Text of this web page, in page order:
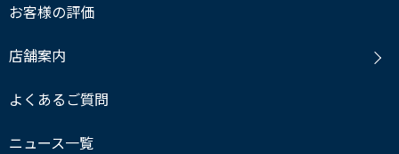
お客様の評価
店舗案内
よくあるご質問
ニュース一覧